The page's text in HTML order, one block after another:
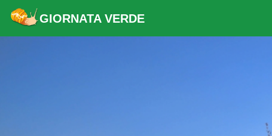
GIORNATA VERDE